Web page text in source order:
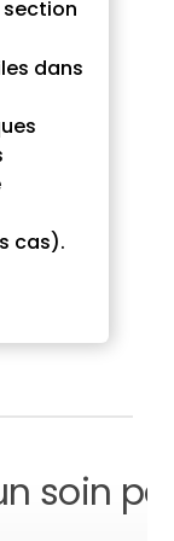
dans
cas).
soin